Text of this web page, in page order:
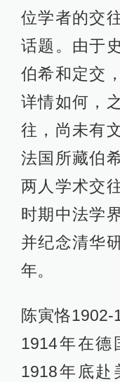
位学者的交
话题。由于
伯希和定交
详情如何，
往，尚未有
法国所藏伯
两人学术交
时期中法学
并纪念清华
年。
陈寅恪
1914年在德
1918年底赴